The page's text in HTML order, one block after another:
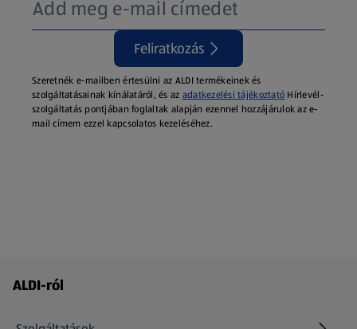
Feliratkozás
Szeretnék e-mailben értesülni az ALDI termékeinek és
szolgáltatásainak kínálatáról, és az adatkezelési tájékoztató Hírlevél-
szolgáltatás pontjában foglaltak alapján ezennel hozzájárulok az e-
mail címem ezzel kapcsolatos kezeléséhez.
Láblécmenü - további linkek
ALDI-ról